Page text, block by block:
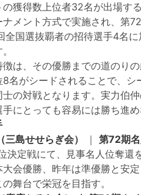
獲得数上位者32名が出場する
ナメント方式で実施され、第
全国選抜覇者の招待選手4名
は、その優勝までの道のり
8名がシードされることで、
士の対戦となります。実力伯
手にとっても容易には勝ち進
三島せせらぎ会）
｜ 第72期
決定戦にて、見事名人位奪還
会優勝、昨年は準優勝と安
舞台で栄冠を目指す。